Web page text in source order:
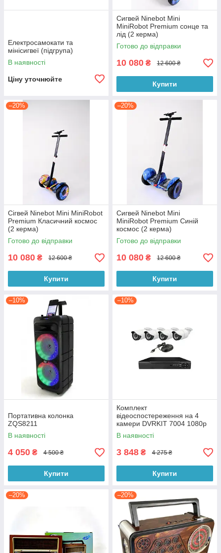
Електросамокати та
мінісигвеї (підгрупа)
В наявності
Ціну уточнюйте
Сигвей Ninebot Mini
MiniRobot Premium сонце та
лід (2 керма)
Готово до відправки
10 080 ₴ 12 600 ₴
Купити
–20%
Сігвей Ninebot Mini MiniRobot
Premium Класичний космос
(2 керма)
Готово до відправки
10 080 ₴ 12 600 ₴
Купити
–20%
Сигвей Ninebot Mini
MiniRobot Premium Синій
космос (2 керма)
Готово до відправки
10 080 ₴ 12 600 ₴
Купити
–10%
Портативна колонка
ZQS8211
В наявності
4 050 ₴ 4 500 ₴
Купити
–10%
Комплект
відеоспостереження на 4
камери DVRKIT 7004 1080p
В наявності
3 848 ₴ 4 275 ₴
Купити
–20% –20%